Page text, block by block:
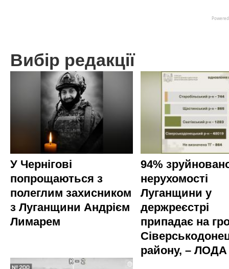
Вибір редакції
У Чернігові
попрощаються з
полеглим захисником
з Луганщини Андрієм
Лимарем
94%
нерухомості
Луганщини у
держреєстрі
припадає на
району, – ЛОДА